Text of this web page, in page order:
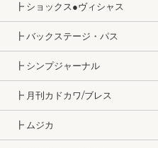
┣ ショックス●ヴィシャス
┣ バックステージ・パス
┣ シンプジャーナル
┣ 月刊カドカワ/ブレス
┣ ムジカ